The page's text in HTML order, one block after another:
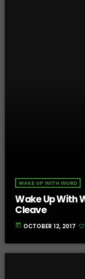
WAKE UP WITH WURD
Wake Up With
Cleave
today OCTOBER 12, 2017